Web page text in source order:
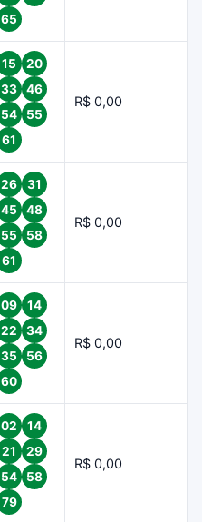
65
15
20
33
46
54
55
61
R$ 0,00
26
31
45
48
55
58
61
R$ 0,00
09
14
22
34
35
56
60
R$ 0,00
02
14
21
29
54
58
79
R$ 0,00